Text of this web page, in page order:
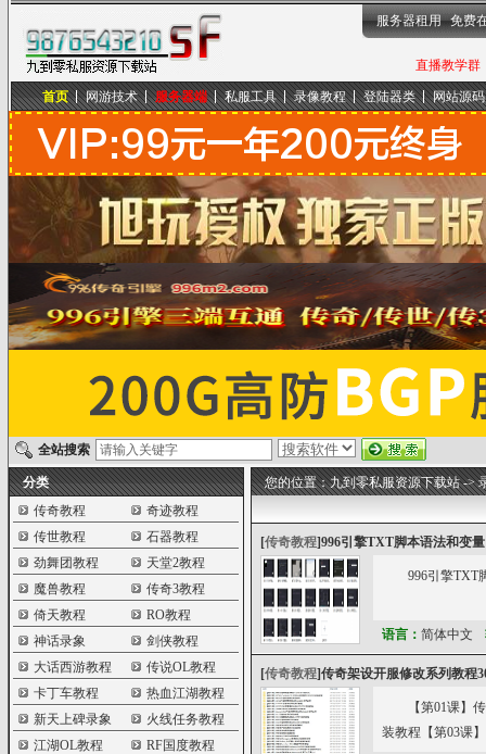
九到零私服资源下载站
直播教学群
服务器租用 免费
首页 网游技术 服务器端 私服工具 录像教程 登陆器类 网站源码
全站搜索
分类
传奇教程
奇迹教程
传世教程
石器教程
劲舞团教程
天堂2教程
魔兽教程
传奇3教程
倚天教程
RO教程
神话录象
剑侠教程
大话西游教程
传说OL教程
卡丁车教程
热血江湖教程
新天上碑录象
火线任务教程
江湖OL教程
RF国度教程
您的位置：九到零私服资源下载站->
[传奇教程]996引擎TXT脚本语法和变量
996引擎TXT
语言： 简体中文
[传奇教程]传奇架设开服修改系列教程
【第01课】
装教程【第03课